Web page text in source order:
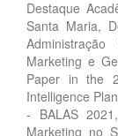
Destaque
Santa Maria,
Marketing e
Paper in the
Intelligence
- BALAS
Marketing no